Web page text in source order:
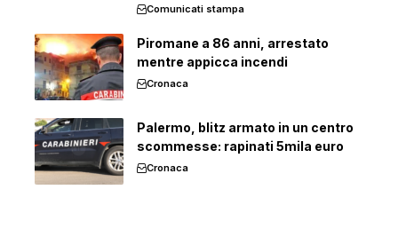
Comunicati stampa
Piromane a 86 anni, arrestato
mentre appicca incendi
Cronaca
Palermo, blitz armato in un centro
scommesse: rapinati 5mila euro
Cronaca